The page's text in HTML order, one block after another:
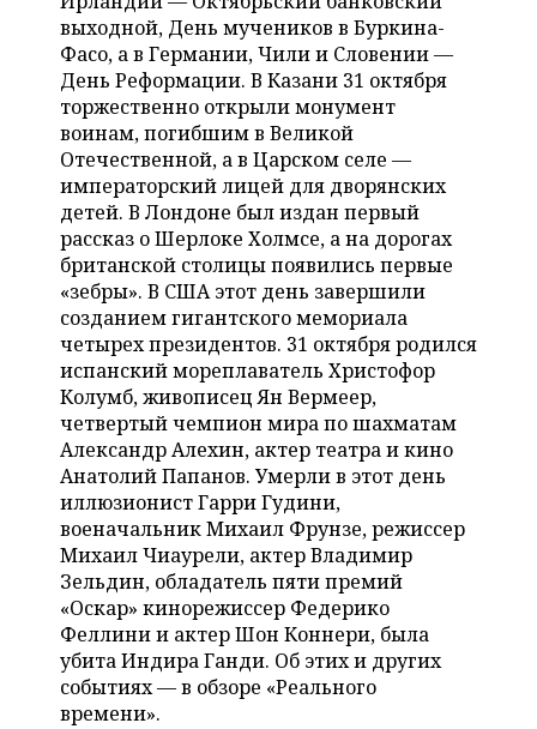
ВОДНЫЕ ВИДЫ СПОРТА
ХОККЕЙ С МЯЧОМ
ОБРАЗОВАНИЕ
ПРОИСШЕСТВИЯ
выходной, День мучеников в Буркина-
Фасо, а в Германии, Чили и Словении —
День Реформации. В Казани 31 октября
торжественно открыли монумент
воинам, погибшим в Великой
Отечественной, а в Царском селе —
императорский лицей для дворянских
детей. В Лондоне был издан первый
рассказ о Шерлоке Холмсе, а на дорогах
британской столицы появились первые
«зебры». В США этот день завершили
созданием гигантского мемориала
четырех президентов. 31 октября родился
испанский мореплаватель Христофор
Колумб, живописец Ян Вермеер,
четвертый чемпион мира по шахматам
Александр Алехин, актер театра и кино
Анатолий Папанов. Умерли в этот день
иллюзионист Гарри Гудини,
военачальник Михаил Фрунзе, режиссер
Михаил Чиаурели, актер Владимир
Зельдин, обладатель пяти премий
«Оскар» кинорежиссер Федерико
Феллини и актер Шон Коннери, была
убита Индира Ганди. Об этих и других
событиях — в обзоре «Реального
времени».